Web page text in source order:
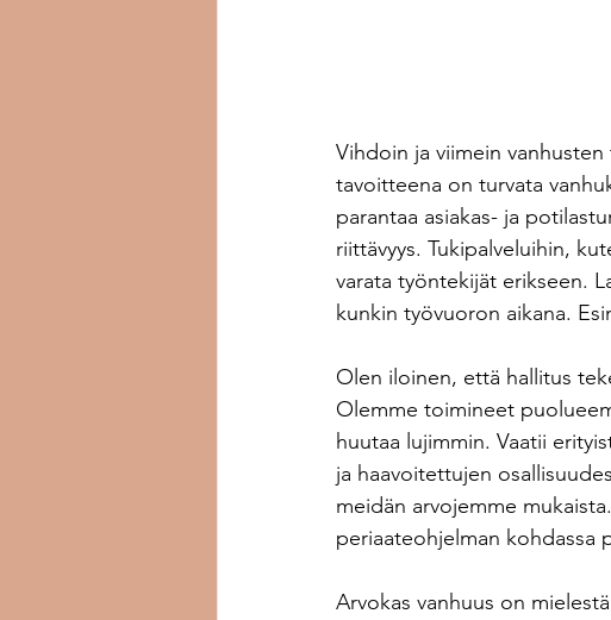
Vihdoin ja viimein
tavoitteena on turvata
parantaa asiakas- ja
riittävyys. Tukipalveluihin,
varata työntekijät erikseen.
kunkin työvuoron aikana.
Olen iloinen, että hallitus
Olemme toimineet
huutaa lujimmin. Vaatii
ja haavoitettujen
meidän arvojemme
periaateohjelman kohdassa
Arvokas vanhuus on